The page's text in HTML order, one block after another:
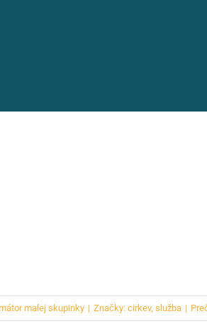
malej skupinky | Značky: cirkev, služba |